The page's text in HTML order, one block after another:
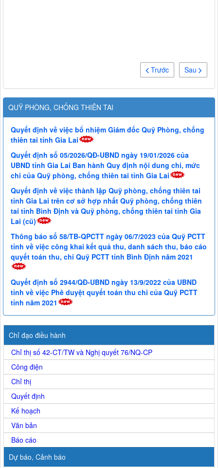
Sau
Trước
QUỸ PHÒNG, CHỐNG THIÊN TAI
Quyết định về việc bổ nhiệm Giám đốc Quỹ Phòng, chống
thiên tai tỉnh Gia Lai
Quyết định số 05/2026/QĐ-UBND ngày 19/01/2026 của
UBND tỉnh Gia Lai Ban hành Quy định nội dung chi, mức
chi của Quỹ phòng, chống thiên tai tỉnh Gia Lai
Quyết định về việc thành lập Quỹ phòng, chống thiên tai
tỉnh Gia Lai trên cơ sở hợp nhất Quỹ phòng, chống thiên
tai tỉnh Bình Định và Quỹ phòng, chống thiên tai tỉnh Gia
Lai (cũ)
Thông báo số 58/TB-QPCTT ngày 06/7/2023 của Quỹ PCTT
tỉnh về việc công khai kết quả thu, danh sách thu, báo cáo
quyết toán thu, chi Quỹ PCTT tỉnh Bình Định năm 2021
Quyết định số 2944/QĐ-UBND ngày 13/9/2022 của UBND
tỉnh về việc Phê duyệt quyết toán thu chi của Quỹ PCTT
tỉnh năm 2021
Chỉ đạo điều hành
Chỉ thị số 42-CT/TW và Nghị quyết 76/NQ-CP
Công điện
Chỉ thị
Quyết định
Kế hoạch
Văn bản
Báo cáo
Dự báo, Cảnh báo